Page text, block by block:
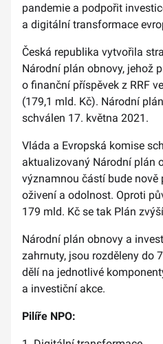
pandemie a podpořit
a digitální transformace
Česká republika vytvořila
Národní plán obnovy, jehož
o finanční příspěvek z RRF
(179,1 mld. Kč). Národní
schválen 17. května 2021.
Vláda a Evropská komise
aktualizovaný Národní plán
významnou částí bude nově
oživení a odolnost. Oproti
179 mld. Kč se tak Plán
Národní plán obnovy a
zahrnuty, jsou rozděleny do
dělí na jednotlivé
a investiční akce.
Pilíře NPO: